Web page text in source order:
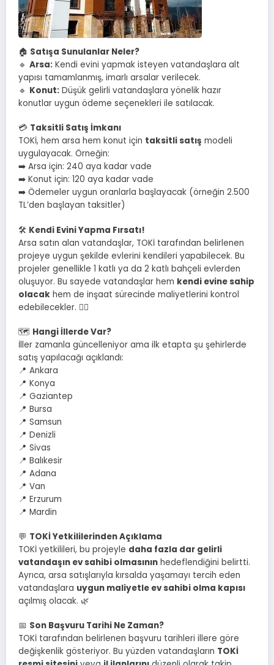
🏠 Satışa Sunulanlar Neler?
🔹 Arsa: Kendi evini yapmak isteyen vatandaşlara alt
yapısı tamamlanmış, imarlı arsalar verilecek.
🔹 Konut: Düşük gelirli vatandaşlara yönelik hazır
konutlar uygun ödeme seçenekleri ile satılacak.
💳 Taksitli Satış İmkanı
TOKİ, hem arsa hem konut için taksitli satış modeli
uygulayacak. Örneğin:
➡️ Arsa için: 240 aya kadar vade
➡️ Konut için: 120 aya kadar vade
➡️ Ödemeler uygun oranlarla başlayacak (örneğin 2.500
TL’den başlayan taksitler)
🛠️ Kendi Evini Yapma Fırsatı!
Arsa satın alan vatandaşlar, TOKİ tarafından belirlenen
projeye uygun şekilde evlerini kendileri yapabilecek. Bu
projeler genellikle 1 katlı ya da 2 katlı bahçeli evlerden
oluşuyor. Bu sayede vatandaşlar hem kendi evine sahip
olacak hem de inşaat sürecinde maliyetlerini kontrol
edebilecekler. 👷‍♂️
🗺️ Hangi İllerde Var?
İller zamanla güncelleniyor ama ilk etapta şu şehirlerde
satış yapılacağı açıklandı:
📍 Ankara
📍 Konya
📍 Gaziantep
📍 Bursa
📍 Samsun
📍 Denizli
📍 Sivas
📍 Balıkesir
📍 Adana
📍 Van
📍 Erzurum
📍 Mardin
💬 TOKİ Yetkililerinden Açıklama
TOKİ yetkilileri, bu projeyle daha fazla dar gelirli
vatandaşın ev sahibi olmasının hedeflendiğini belirtti.
Ayrıca, arsa satışlarıyla kırsalda yaşamayı tercih eden
vatandaşlara uygun maliyetle ev sahibi olma kapısı
açılmış olacak. 🌿
📅 Son Başvuru Tarihi Ne Zaman?
TOKİ tarafından belirlenen başvuru tarihleri illere göre
değişkenlik gösteriyor. Bu yüzden vatandaşların TOKİ